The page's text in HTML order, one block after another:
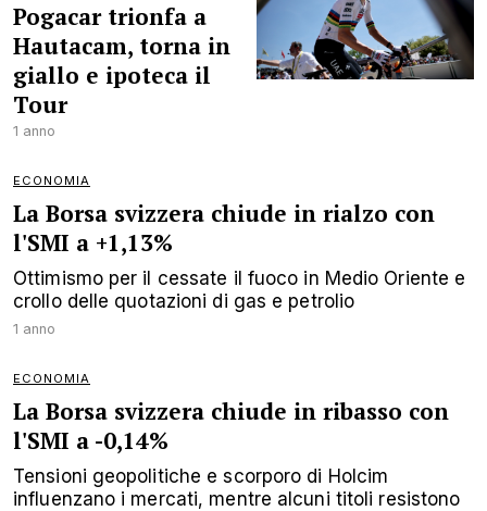
Pogacar trionfa a
Hautacam, torna in
giallo e ipoteca il
Tour
1 anno
ECONOMIA
La Borsa svizzera chiude in rialzo con
l'SMI a +1,13%
Ottimismo per il cessate il fuoco in Medio Oriente e
crollo delle quotazioni di gas e petrolio
1 anno
ECONOMIA
La Borsa svizzera chiude in ribasso con
l'SMI a -0,14%
Tensioni geopolitiche e scorporo di Holcim
influenzano i mercati, mentre alcuni titoli resistono